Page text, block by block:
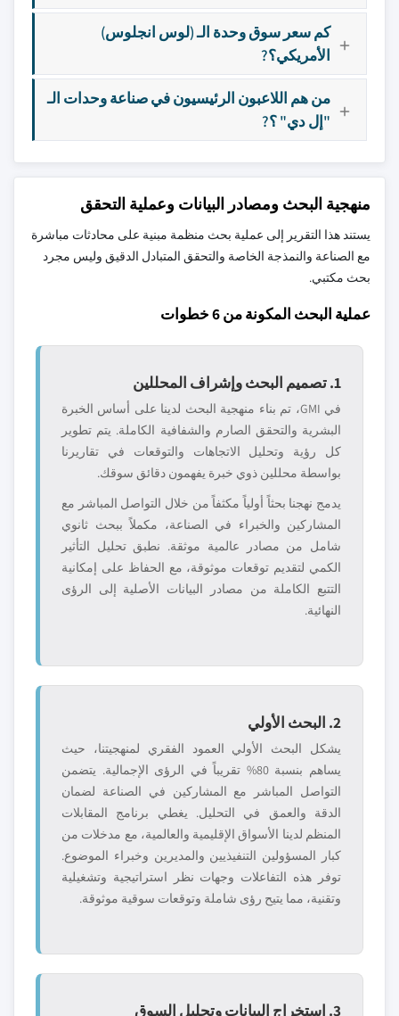
كم سعر سوق وحدة الـ (لوس انجلوس)
الأمريكي؟?
من هم اللاعبون الرئيسيون في صناعة وحدات الـ
"إل دي" ؟?
منهجية البحث ومصادر البيانات وعملية التحقق
يستند هذا التقرير إلى عملية بحث منظمة مبنية على محادثات مباشرة
مع الصناعة والنمذجة الخاصة والتحقق المتبادل الدقيق وليس مجرد
بحث مكتبي.
عملية البحث المكونة من 6 خطوات
1. تصميم البحث وإشراف المحللين
في GMI، تم بناء منهجية البحث لدينا على أساس الخبرة
البشرية والتحقق الصارم والشفافية الكاملة. يتم تطوير
كل رؤية وتحليل الاتجاهات والتوقعات في تقاريرنا
بواسطة محللين ذوي خبرة يفهمون دقائق سوقك.
يدمج نهجنا بحثاً أولياً مكثفاً من خلال التواصل المباشر مع
المشاركين والخبراء في الصناعة، مكملاً ببحث ثانوي
شامل من مصادر عالمية موثقة. نطبق تحليل التأثير
الكمي لتقديم توقعات موثوقة، مع الحفاظ على إمكانية
التتبع الكاملة من مصادر البيانات الأصلية إلى الرؤى
النهائية.
2. البحث الأولي
يشكل البحث الأولي العمود الفقري لمنهجيتنا، حيث
يساهم بنسبة 80% تقريباً في الرؤى الإجمالية. يتضمن
التواصل المباشر مع المشاركين في الصناعة لضمان
الدقة والعمق في التحليل. يغطي برنامج المقابلات
المنظم لدينا الأسواق الإقليمية والعالمية، مع مدخلات من
كبار المسؤولين التنفيذيين والمديرين وخبراء الموضوع.
توفر هذه التفاعلات وجهات نظر استراتيجية وتشغيلية
وتقنية، مما يتيح رؤى شاملة وتوقعات سوقية موثوقة.
3. استخراج البيانات وتحليل السوق